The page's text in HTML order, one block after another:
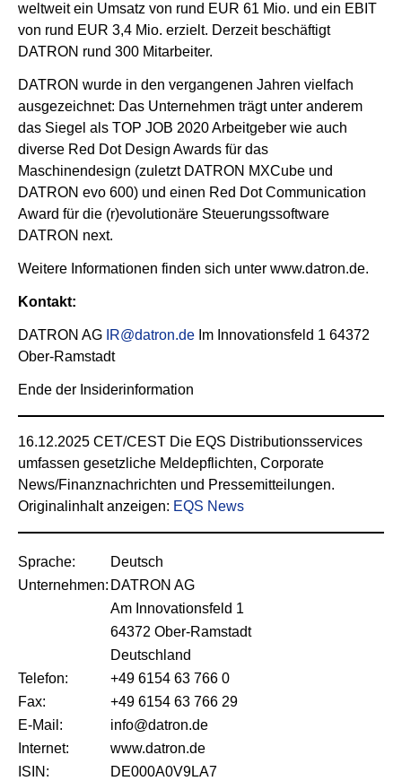
weltweit ein Umsatz von rund EUR 61 Mio. und ein EBIT
von rund EUR 3,4 Mio. erzielt. Derzeit beschäftigt
DATRON rund 300 Mitarbeiter.
DATRON wurde in den vergangenen Jahren vielfach
ausgezeichnet: Das Unternehmen trägt unter anderem
das Siegel als TOP JOB 2020 Arbeitgeber wie auch
diverse Red Dot Design Awards für das
Maschinendesign (zuletzt DATRON MXCube und
DATRON evo 600) und einen Red Dot Communication
Award für die (r)evolutionäre Steuerungssoftware
DATRON next.
Weitere Informationen finden sich unter www.datron.de.
Kontakt:
DATRON AG IR@datron.de Im Innovationsfeld 1 64372
Ober-Ramstadt
Ende der Insiderinformation
16.12.2025 CET/CEST Die EQS Distributionsservices
umfassen gesetzliche Meldepflichten, Corporate
News/Finanznachrichten und Pressemitteilungen.
Originalinhalt anzeigen: EQS News
Sprache:
Deutsch
Unternehmen: DATRON AG
Am Innovationsfeld 1
64372 Ober-Ramstadt
Deutschland
Telefon:
+49 6154 63 766 0
Fax:
+49 6154 63 766 29
E-Mail:
info@datron.de
Internet:
www.datron.de
ISIN:
DE000A0V9LA7